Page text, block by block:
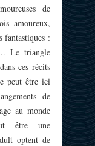
de
amoureux,
fantastiques :
Le triangle
ces récits
peut être ici
de
au monde
être une
optent de